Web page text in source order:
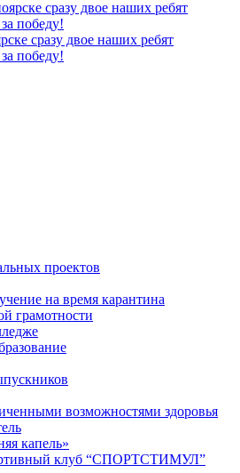
сразу двое наших ребят
победу!
проектов
на время карантина
грамотности
возможностями здоровья
капель»
клуб “СПОРТСТИМУЛ”